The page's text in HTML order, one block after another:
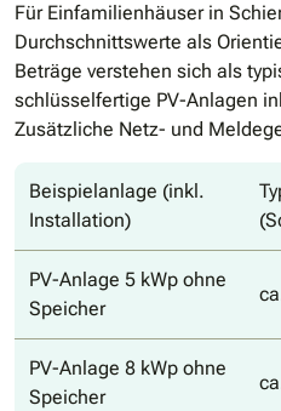
Für Einfamilienhäuser in
Durchschnittswerte als
Beträge verstehen sich als
schlüsselfertige PV-Anlagen
Zusätzliche Netz- und
Beispielanlage (inkl.
Installation)
PV-Anlage 5 kWp ohne
Speicher
PV-Anlage 8 kWp ohne
Speicher